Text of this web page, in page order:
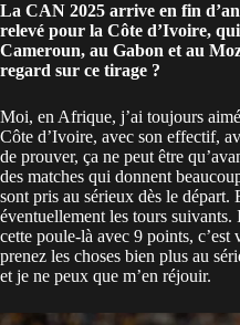
La CAN 2025 arrive en fin
relevé pour la Côte d’Ivoire, qui
Cameroun, au Gabon et au
regard sur ce tirage ?
Moi, en Afrique, j’ai toujours
Côte d’Ivoire, avec son effectif,
de prouver, ça ne peut être
des matches qui donnent
sont pris au sérieux dès le départ.
éventuellement les tours
cette poule-là avec 9 points,
prenez les choses bien plus au
et je ne peux que m’en réjouir.